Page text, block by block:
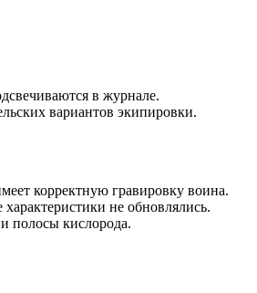
в журнале.
вариантов экипировки.
корректную гравировку воина.
не обновлялись.
полосы кислорода.